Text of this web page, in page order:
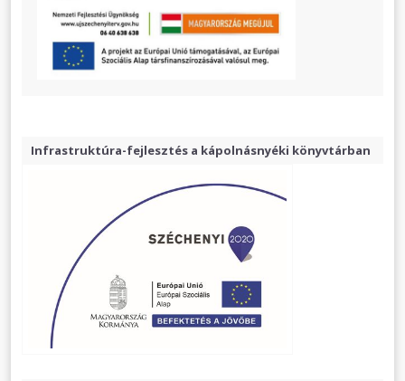
Infrastruktúra-fejlesztés a kápolnásnyéki könyvtárban